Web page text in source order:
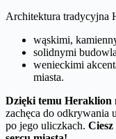
Architektura tradycyjna
wąskimi,
solidnymi
wenieckimi
miasta.
Dzięki temu Heraklion
zachęca do odkrywania
po jego uliczkach.